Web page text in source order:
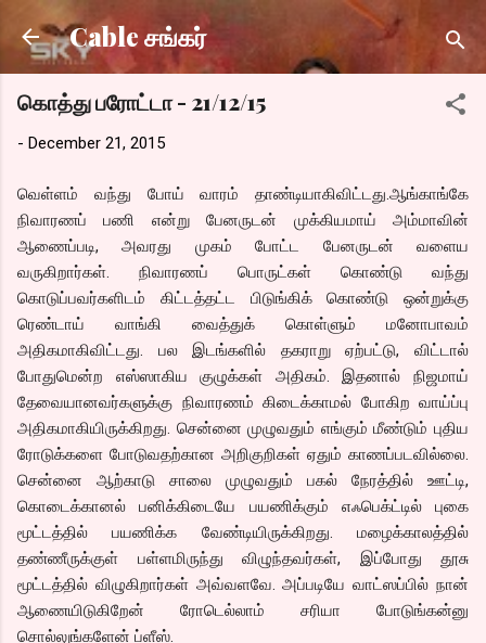
Skip to main content
Cable சங்கர்
கொத்து பரோட்டா - 21/12/15
- December 21, 2015
வெள்ளம் வந்து போய் வாரம் தாண்டியாகிவிட்டது.ஆங்காங்கே
நிவாரணப் பணி என்று பேனருடன் முக்கியமாய் அம்மாவின்
ஆணைப்படி, அவரது முகம் போட்ட பேனருடன் வளைய
வருகிறார்கள். நிவாரணப் பொருட்கள் கொண்டு வந்து
கொடுப்பவர்களிடம் கிட்டத்தட்ட பிடுங்கிக் கொண்டு ஒன்றுக்கு
ரெண்டாய் வாங்கி வைத்துக் கொள்ளும் மனோபாவம்
அதிகமாகிவிட்டது. பல இடங்களில் தகராறு ஏற்பட்டு, விட்டால்
போதுமென்ற எஸ்ஸாகிய குழுக்கள் அதிகம். இதனால் நிஜமாய்
தேவையானவர்களுக்கு நிவாரணம் கிடைக்காமல் போகிற வாய்ப்பு
அதிகமாகியிருக்கிறது. சென்னை முழுவதும் எங்கும் மீண்டும் புதிய
ரோடுக்களை போடுவதற்கான அறிகுறிகள் ஏதும் காணப்படவில்லை.
சென்னை ஆற்காடு சாலை முழுவதும் பகல் நேரத்தில் ஊட்டி,
கொடைக்கானல் பனிக்கிடையே பயணிக்கும் எஃபெக்ட்டில் புகை
மூட்டத்தில் பயணிக்க வேண்டியிருக்கிறது. மழைக்காலத்தில்
தண்ணீருக்குள் பள்ளமிருந்து விழுந்தவர்கள், இப்போது தூசு
மூட்டத்தில் விழுகிறார்கள் அவ்வளவே. அப்படியே வாட்ஸப்பில் நான்
ஆணையிடுகிறேன் ரோடெல்லாம் சரியா போடுங்கன்னு
சொல்லுங்களேன் ப்ளீஸ்.